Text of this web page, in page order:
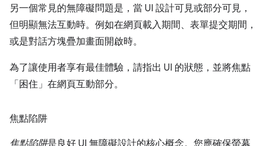
另一個常見的無障礙問題是，當 UI 設計可見或部分可見，
但明顯無法互動時。例如在網頁載入期間、表單提交期間，
或是對話方塊疊加畫面開啟時。
為了讓使用者享有最佳體驗，請指出 UI 的狀態，並將焦點
「困住」在網頁互動部分。
焦點陷阱
焦點陷阱是良好 UI 無障礙設計的核心概念。您應確保螢幕